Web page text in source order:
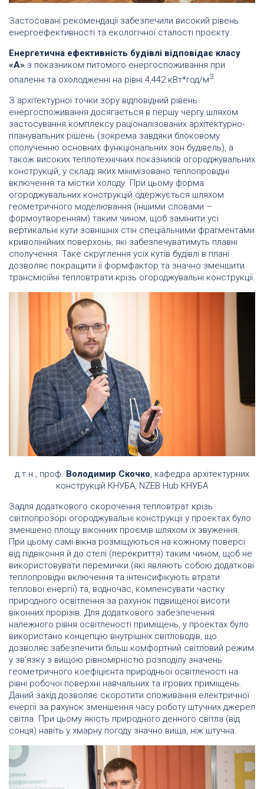
Застосовані рекомендації забезпечили високий рівень
енергоефективності та екологічної сталості проєкту.
Енергетична ефективність будівлі відповідає класу
«А» з показником питомого енергоспоживання при
опаленні та охолодженні на рівні 4,442 кВт*год/м3.
З архітектурної точки зору відповідний рівень
енергоспоживання досягається в першу чергу шляхом
застосування комплексу раціоналізованих архітектурно-
планувальних рішень (зокрема завдяки блоковому
сполученню основних функціональних зон будівель), а
також високих теплотехнічних показників огороджувальних
конструкцій, у складі яких мінімізовано теплопровідні
включення та містки холоду. При цьому форма
огороджувальних конструкцій одержується шляхом
геометричного моделювання (іншими словами –
формоутворенням) таким чином, щоб замінити усі
вертикальні кути зовнішніх стін спеціальними фрагментами
криволінійних поверхонь, які забезпечуватимуть плавні
сполучення. Таке скруглення усіх кутів будівлі в плані
дозволяє покращити її формфактор та значно зменшити
трансмісійні тепловтрати крізь огороджувальні конструкції.
д.т.н., проф. Володимир Скочко, кафедра архітектурних
конструкцій КНУБА, NZEB Hub КНУБА
Задля додаткового скорочення тепловтрат крізь
світлопрозорі огороджувальні конструкції у проектах було
зменшено площу віконних проємів шляхом їх звуження.
При цьому самі вікна розміщуються на кожному поверсі
від підвіконня й до стелі (перекриття) таким чином, щоб не
використовувати перемички (які являють собою додаткові
теплопровідні включення та інтенсифікують втрати
теплової енергії) та, водночас, компенсувати частку
природного освітлення за рахунок підвищеної висоти
віконних прорізів. Для додаткового забезпечення
належного рівня освітленості приміщень, у проектах було
використано концепцію внутрішніх світловодів, що
дозволяє забезпечити більш комфортний світловий режим
у зв'язку з вищою рівномірністю розподілу значень
геометричного коефіцієнта природньої освітленості на
рівні робочої поверхні навчальних та ігрових приміщень.
Даний захід дозволяє скоротити споживання електричної
енергії за рахунок зменшення часу роботу штучних джерел
світла. При цьому якість природного денного світла (від
сонця) навіть у хмарну погоду значно вища, ніж штучна.